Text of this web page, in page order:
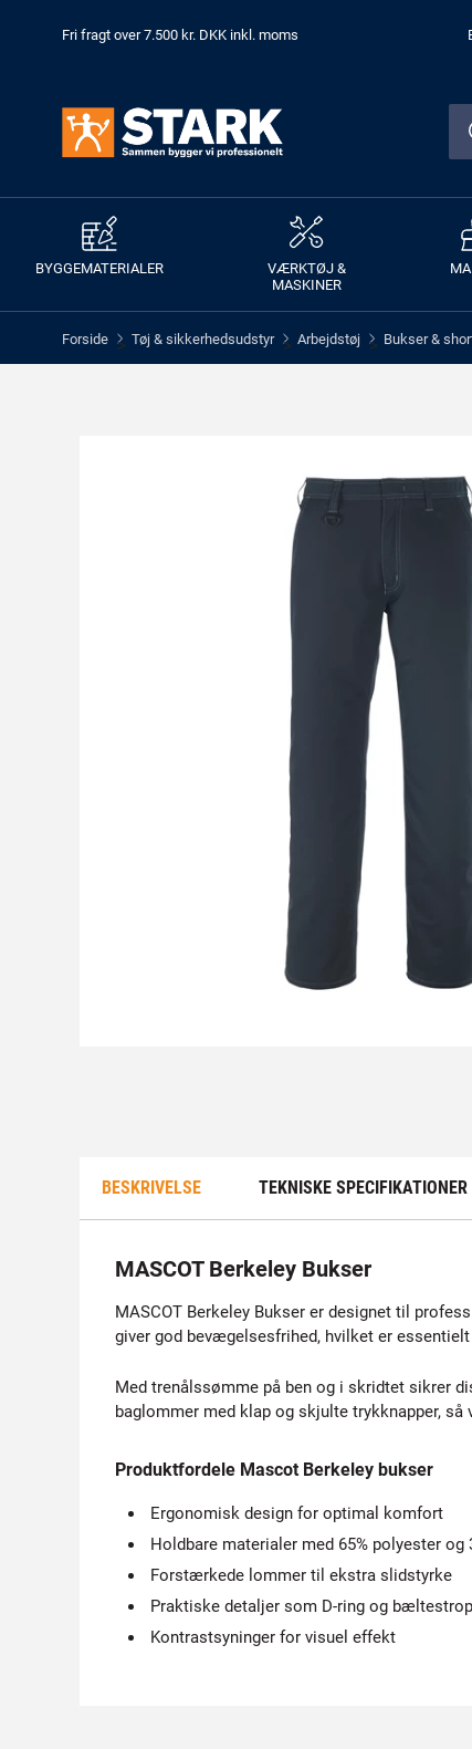
Fri fragt over 7.500 kr. DKK inkl. moms
BYGGEMATERIALER
VÆRKTØJ &
MASKINER
Forside > Tøj & sikkerhedsudstyr > Arbejdstøj > Bukser &
BESKRIVELSE TEKNISKE SPECIFIKATIONER
MASCOT Berkeley Bukser
MASCOT Berkeley Bukser er designet til
giver god bevægelsesfrihed, hvilket er
Med trenålssømme på ben og i skridtet sikrer
baglommer med klap og skjulte trykknapper,
Produktfordele Mascot Berkeley bukser
Ergonomisk design for optimal komfort
Holdbare materialer med 65% polyester og
Forstærkede lommer til ekstra slidstyrke
Praktiske detaljer som D-ring og
Kontrastsyninger for visuel effekt